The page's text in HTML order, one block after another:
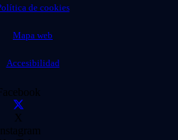
de cookies
Mapa web
Accesibilidad
X